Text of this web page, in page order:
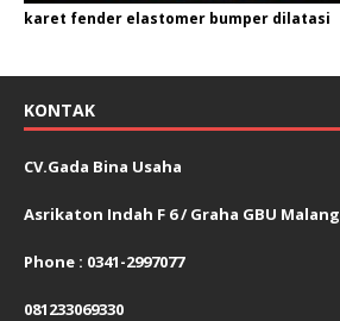
karet fender elastomer bumper dilatasi
KONTAK
CV.Gada Bina Usaha
Asrikaton Indah F 6 / Graha GBU Malang
Phone : 0341-2997077
081233069330